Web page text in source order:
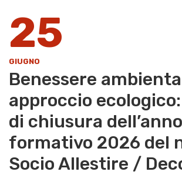
25
GIUGNO
Benessere
approccio ecologico:
di chiusura dell’anno
formativo 2026 del
Socio Allestire /